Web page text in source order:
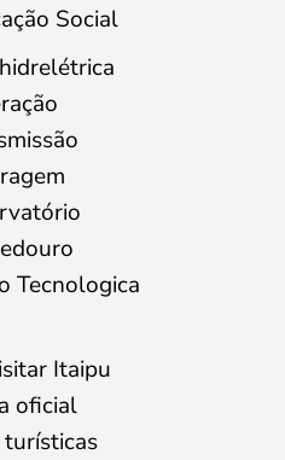
Social
Tecnologica
Itaipu
oficial